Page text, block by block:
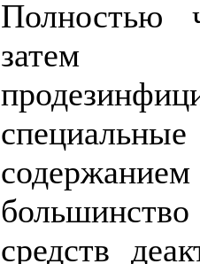
Полностью
средств